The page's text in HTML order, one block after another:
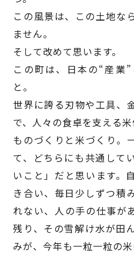
この風景は、この土地な
ません。
そして改めて思います。
この町は、日本の“産業
と。
世界に誇る刃物や工具、
で、人々の食卓を支える米
ものづくりと米づくり。
て、どちらにも共通して
いこと」だと思います。
き合い、毎日少しずつ積
れない、人の手の仕事が
残り、その雪解け水が田
みが、今年も一粒一粒の米